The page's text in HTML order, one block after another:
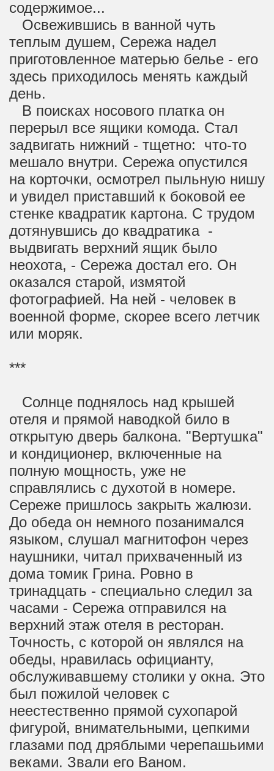
содержимое...
Освежившись в ванной чуть
теплым душем, Сережа надел
приготовленное матерью белье - его
здесь приходилось менять каждый
день.
В поисках носового платка он
перерыл все ящики комода. Стал
задвигать нижний - тщетно: что-то
мешало внутри. Сережа опустился
на корточки, осмотрел пыльную нишу
и увидел приставший к боковой ее
стенке квадратик картона. С трудом
дотянувшись до квадратика -
выдвигать верхний ящик было
неохота, - Сережа достал его. Он
оказался старой, измятой
фотографией. На ней - человек в
военной форме, скорее всего летчик
или моряк.
***
Солнце поднялось над крышей
отеля и прямой наводкой било в
открытую дверь балкона. "Вертушка"
и кондиционер, включенные на
полную мощность, уже не
справлялись с духотой в номере.
Сереже пришлось закрыть жалюзи.
До обеда он немного позанимался
языком, слушал магнитофон через
наушники, читал прихваченный из
дома томик Грина. Ровно в
тринадцать - специально следил за
часами - Сережа отправился на
верхний этаж отеля в ресторан.
Точность, с которой он являлся на
обеды, нравилась официанту,
обслуживавшему столики у окна. Это
был пожилой человек с
неестественно прямой сухопарой
фигурой, внимательными, цепкими
глазами под дряблыми черепашьими
веками. Звали его Ваном.